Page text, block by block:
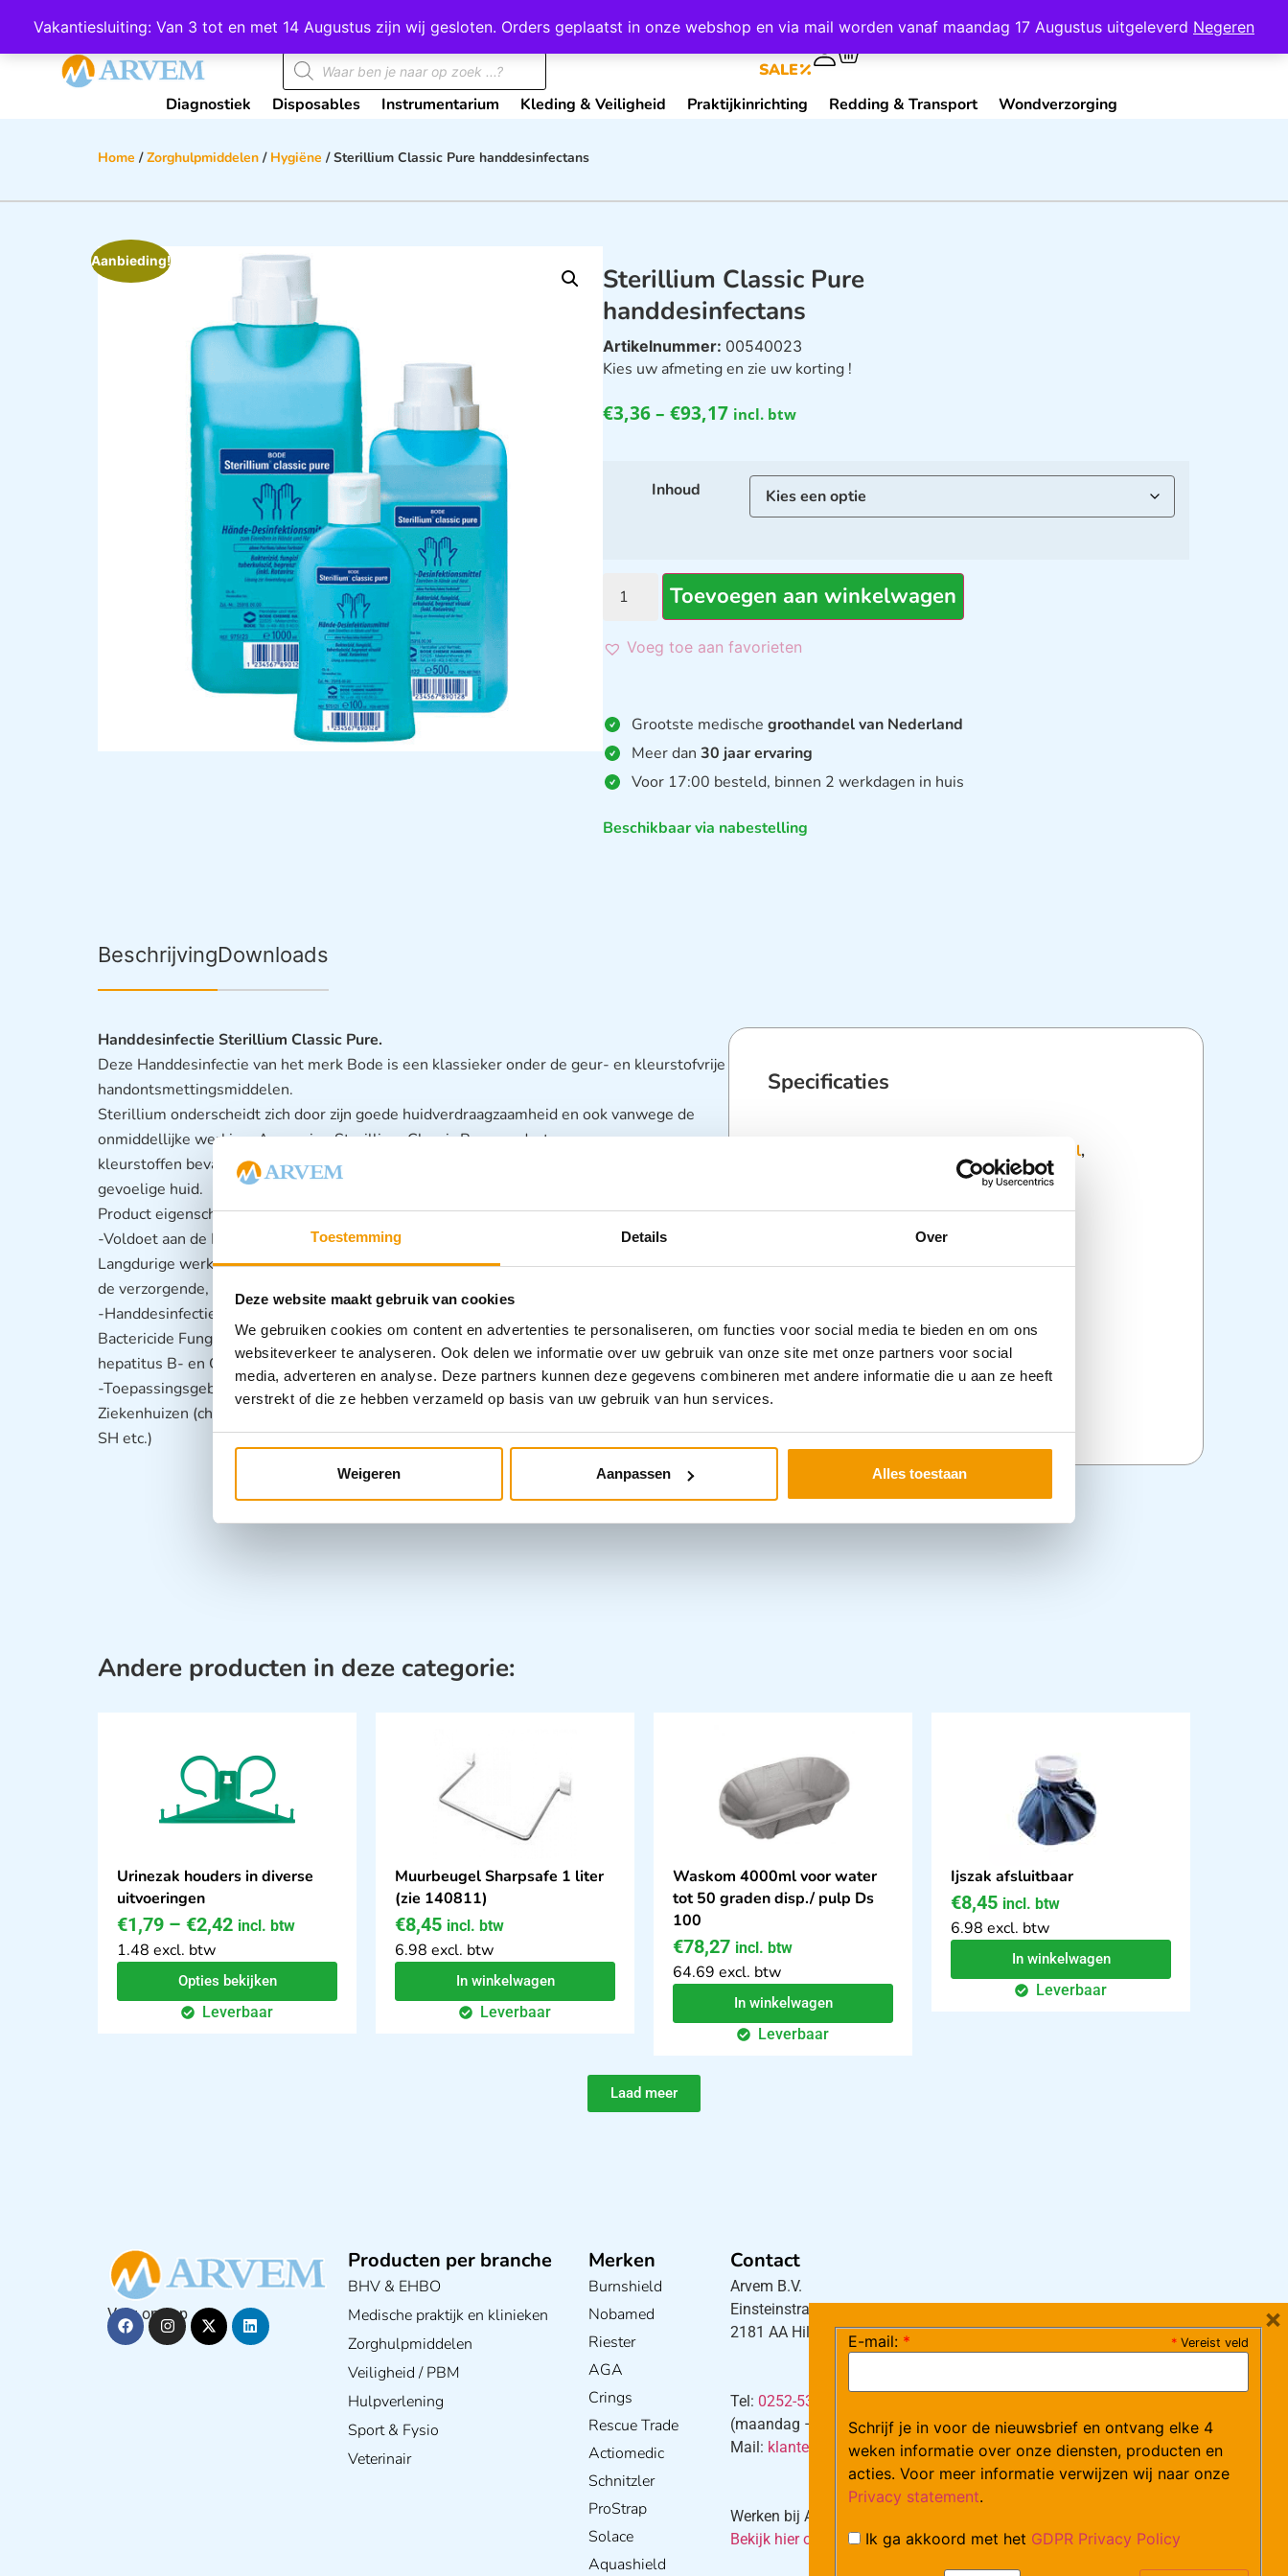
Toestemming Details Over
Deze website maakt gebruik van cookies
We gebruiken cookies om content en advertenties te personaliseren, om functies voor social media te bieden en om ons
websiteverkeer te analyseren. Ook delen we informatie over uw gebruik van onze site met onze partners voor social
media, adverteren en analyse. Deze partners kunnen deze gegevens combineren met andere informatie die u aan ze heeft
verstrekt of die ze hebben verzameld op basis van uw gebruik van hun services.
Weigeren Aanpassen Alles toestaan
Vakantiesluiting: Van 3 tot en met 14 Augustus zijn wij gesloten. Orders geplaatst in onze webshop en via mail worden vanaf maandag 17 Augustus uitgeleverd Negeren
Wij scoren een 4,8 op Google Mijn Account Contact
SALE
Diagnostiek Disposables Instrumentarium Kleding & Veiligheid Praktijkinrichting Redding & Transport Wondverzorging
Home /Zorghulpmiddelen / Hygiëne / Sterillium Classic Pure handdesinfectans
Aanbieding!
Sterillium Classic Pure
handdesinfectans
Artikelnummer: 00540023
Kies uw afmeting en zie uw korting !
€3,36– €93,17 incl. btw
Inhoud
Toevoegen aan winkelwagen
Voeg toe aan favorieten
Grootste medischegroothandel van Nederland
Meer dan30 jaar ervaring
Voor 17:00 besteld, binnen 2 werkdagen in huis
Beschikbaar via nabestelling
BeschrijvingDownloads
Handdesinfectie Sterillium Classic Pure.
Deze Handdesinfectie van het merk Bode is een klassieker onder de geur- en kleurstofvrije
handontsmettingsmiddelen.
Sterillium onderscheidt zich door zijn goede huidverdraagzaamheid en ook vanwege de
onmiddellijke werking. Aangezien Sterillium Classic Pure producten geen geur- en
kleurstoffen bevatten, is dit de ideale keuze voor mensen met een allergieën of een zeer
gevoelige huid.
Product eigenschappen Sterillium Classic Pure:
-Voldoet aan de NEN – EN1500 normering Geur- en kleurstofvrij Uitermate snelle werking
Langdurige werking ZEER huidvriendelijk en hoge mate van huidverdraagzaamheid dit door
de verzorgende, vochtinbrengende werking
-Handdesinfectie geschikt voor hygiënische en chirurgische doeleinden Beoogd gebruik:
Bactericide Fungicide Tuberculocide Virucide tegen membraan-omhulde virussen (incl.
hepatitus B- en C-virussen, en hiv) Tegen adeno-, rota- en papovavirussen
-Toepassingsgebieden: Ambulances Medische praktijken Keukens Laboratoria Thuiszorg
Ziekenhuizen (chirurgie, intensive care en afdelingen voor infectieziekten, behandelruimtes,
SH etc.)
Specificaties
Desinfectiemiddel,
Zorghulpmiddelen
Andere producten in deze categorie:
Urinezak houders in diverse
uitvoeringen
€1,79 – €2,42 incl. btw
1.48 excl. btw
Opties bekijken
Leverbaar
Muurbeugel Sharpsafe 1 liter
(zie 140811)
€8,45 incl. btw
6.98 excl. btw
In winkelwagen
Leverbaar
Waskom 4000ml voor water
tot 50 graden disp./ pulp Ds
100
€78,27 incl. btw
64.69 excl. btw
In winkelwagen
Leverbaar
Ijszak afsluitbaar
€8,45 incl. btw
6.98 excl. btw
In winkelwagen
Leverbaar
Laad meer
Volg ons op
Producten per branche
BHV & EHBO
Medische praktijk en klinieken
Zorghulpmiddelen
Veiligheid / PBM
Hulpverlening
Sport & Fysio
Veterinair
Merken
Burnshield
Nobamed
Riester
AGA
Crings
Rescue Trade
Actiomedic
Schnitzler
ProStrap
Solace
Aquashield
Contact
Arvem B.V.
Einsteinstraat 5
2181 AA Hillegom
Tel: 0252-533256
(maandag – donderdag 08:30-17:15 uur / vrijdag 08:30-16:00 uur)
Mail: klantenservice@arvem.nl
Werken bij Arvem?
Bekijk hier onze vacatures.
* Vereist veld
E-mail: *
Schrijf je in voor de nieuwsbrief en ontvang elke 4
weken informatie over onze diensten, producten en
acties. Voor meer informatie verwijzen wij naar onze
Privacy statement.
Ik ga akkoord met het GDPR Privacy Policy
×